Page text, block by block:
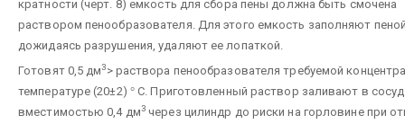
кратности (черт. 8) емкость для сбора пены должна быть смочена
раствором пенообразователя. Для этого емкость заполняют
дожидаясь разрушения, удаляют ее лопаткой.
Готовят 0,5 дм3> раствора пенообразователя требуемой
температуре (20±2) ° С. Приготовленный раствор заливают в сосуд
вместимостью 0,4 дм3 через цилиндр до риски на горловине при